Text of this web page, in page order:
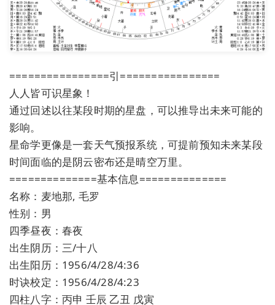
================引================
人人皆可识星象！
通过回述以往某段时期的星盘，可以推导出未来可能的
影响。
星命学更像是一套天气预报系统，可提前预知未来某段
时间面临的是阴云密布还是晴空万里。
==============基本信息==============
名称：麦地那, 毛罗
性别：男
四季昼夜：春夜
出生阴历：三/十八
出生阳历：1956/4/28/4:36
时诀校定：1956/4/28/4:23
四柱八字：丙申 壬辰 乙丑 戊寅